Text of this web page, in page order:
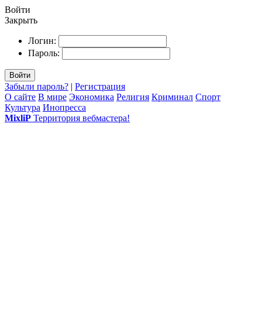
Войти
Закрыть
Логин:
Пароль:
Войти
Забыли пароль? | Регистрация
О сайте В мире Экономика Религия Криминал Спорт
Культура Инопресса
MixliP Территория вебмастера!